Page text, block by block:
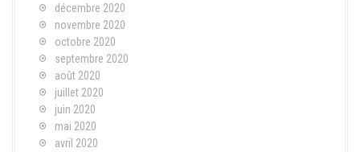
décembre 2020
novembre 2020
octobre 2020
septembre 2020
août 2020
juillet 2020
juin 2020
mai 2020
avril 2020